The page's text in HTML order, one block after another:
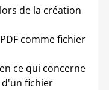
de la création
comme fichier
ce qui concerne
d'un fichier